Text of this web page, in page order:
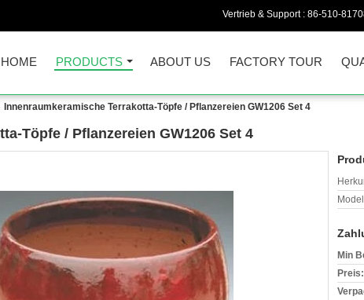
Vertrieb & Support : 86-510-
HOME PRODUCTS ABOUT US FACTORY TOUR
Innenraumkeramische Terrakotta-Töpfe / Pflanzereien GW1206 Set 4
Töpfe / Pflanzereien GW1206 Set 4
Min
Preis: